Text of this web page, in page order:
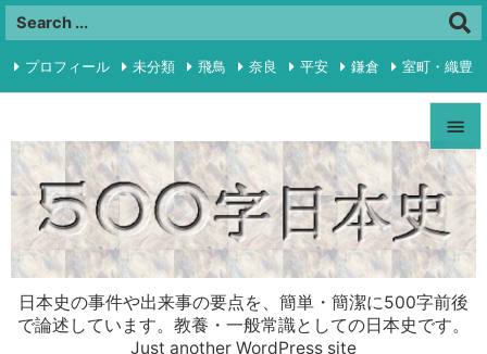
日本史の事件や出来事の要点を、簡単・簡潔に500字前後
で論述しています。教養・一般常識としての日本史です。
Just another WordPress site


Menu


Prev
プロフィール 未分類 飛鳥 奈良 平安 鎌倉 室町・織豊
RSS
Feedly